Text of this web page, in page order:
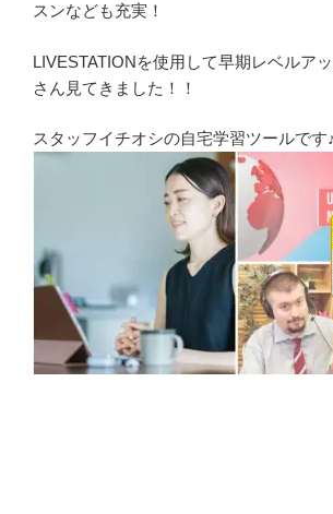
スンなども充実！
LIVESTATIONを使用して早期レベルア
さん見てきました！！
スタッフイチオシの自宅学習ツールです♪